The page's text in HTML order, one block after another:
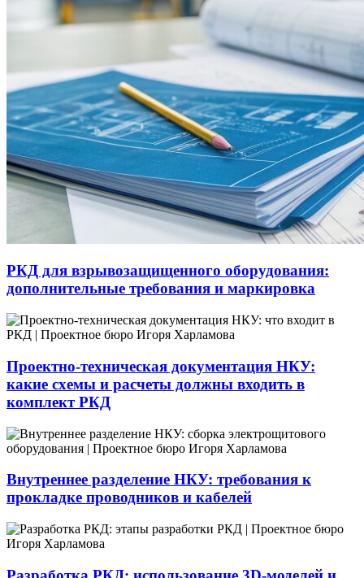
РКД для взрывозащищенного оборудования:
дополнительные требования и маркировка
Проектно-техническая документация НКУ:
какие схемы и расчеты должны входить в
комплект РКД
Внутреннее разделение НКУ: требования к
прокладке проводников и кабелей